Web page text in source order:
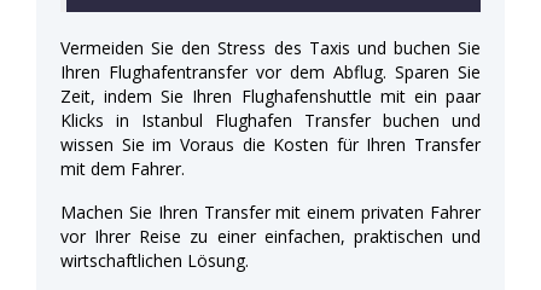
Vermeiden Sie den Stress des Taxis und buchen Sie
Ihren Flughafentransfer vor dem Abflug. Sparen Sie
Zeit, indem Sie Ihren Flughafenshuttle mit ein paar
Klicks in Istanbul Flughafen Transfer buchen und
wissen Sie im Voraus die Kosten für Ihren Transfer
mit dem Fahrer.
Machen Sie Ihren Transfer mit einem privaten Fahrer
vor Ihrer Reise zu einer einfachen, praktischen und
wirtschaftlichen Lösung.